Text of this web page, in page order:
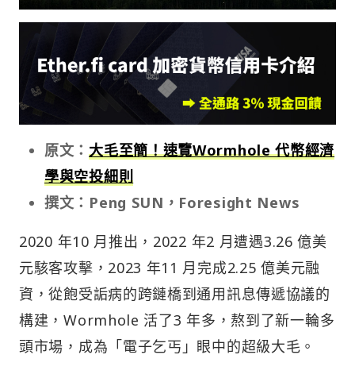
原文：大毛至簡！速覽Wormhole 代幣經濟
學與空投細則
撰文：Peng SUN，Foresight News
2020 年10 月推出，2022 年2 月遭遇3.26 億美
元駭客攻擊，2023 年11 月完成2.25 億美元融
資，從飽受詬病的跨鏈橋到通用訊息傳遞協議的
構建，Wormhole 活了3 年多，熬到了新一輪多
頭市場，成為「電子乞丐」眼中的超級大毛。